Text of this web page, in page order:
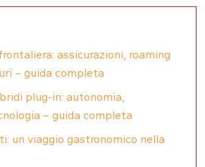
assicurazioni, roaming
– guida completa
plug-in: autonomia,
– guida completa
un viaggio gastronomico nella